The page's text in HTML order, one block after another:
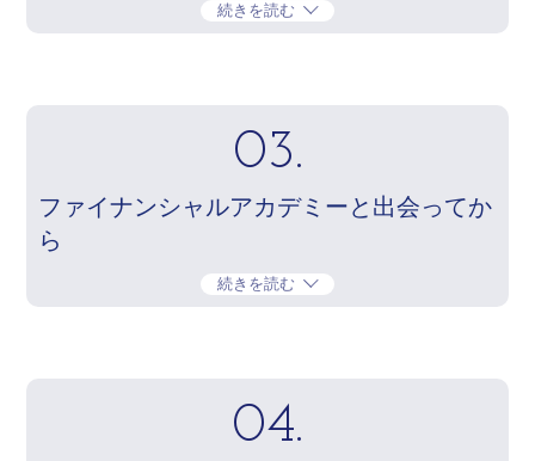
続きを読む
03.
ファイナンシャルアカデミーと出会ってか
ら
続きを読む
04.